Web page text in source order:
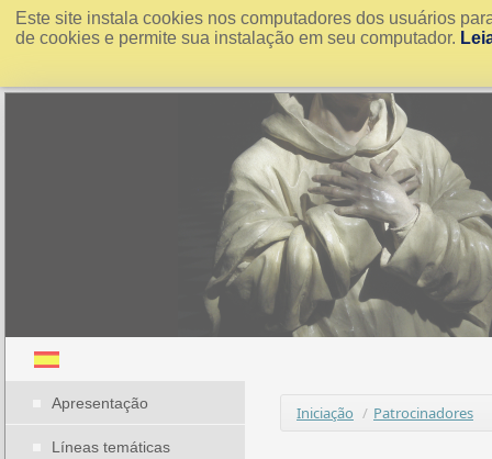
Este site instala cookies nos computadores dos usuários
de cookies e permite sua instalação em seu computador.
Apresentação
Líneas temáticas
Iniciação / Patrocinadores